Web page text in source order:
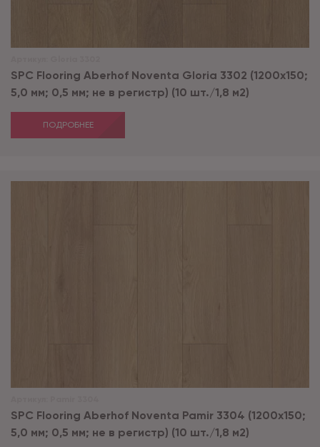
SPC Flooring Aberhof Noventa Gloria 3302 (1200х150;
5,0 мм; 0,5 мм; не в регистр) (10 шт./1,8 м2)
ПОДРОБНЕЕ
SPC Flooring Aberhof Noventa Pamir 3304 (1200х150;
5,0 мм; 0,5 мм; не в регистр) (10 шт./1,8 м2)